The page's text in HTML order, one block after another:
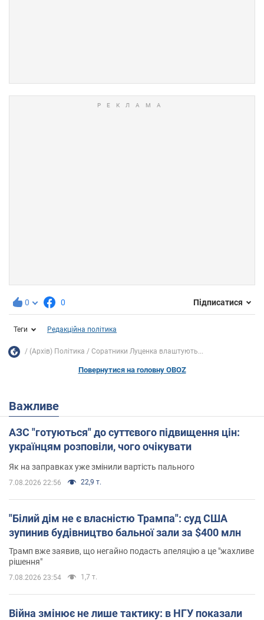
0 0 Підписатися
Теги Редакційна політика
(Архів) Політика Соратники Луценка влаштують...
Повернутися на головну OBOZ
Важливе
АЗС "готуються" до суттєвого підвищення цін:
українцям розповіли, чого очікувати
Як на заправках уже змінили вартість пального
7.08.2026 22:56 22,9 т.
"Білий дім не є власністю Трампа": суд США
зупинив будівництво бальної зали за $400 млн
Трамп вже заявив, що негайно подасть апеляцію а це "жахливе
рішення"
7.08.2026 23:54 1,7 т.
Війна змінює не лише тактику: в НГУ показали